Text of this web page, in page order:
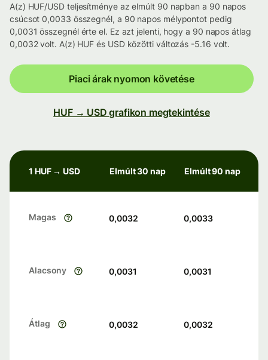
A(z) HUF/USD teljesítménye az elmúlt 90 napban a 90 napos
csúcsot 0,0033 összegnél, a 90 napos mélypontot pedig
0,0031 összegnél érte el. Ez azt jelenti, hogy a 90 napos átlag
0,0032 volt. A(z) HUF és USD közötti változás -5.16 volt.
Piaci árak nyomon követése
HUF → USD grafikon megtekintése
1 HUF → USD Elmúlt 30 nap Elmúlt 90 nap
Magas 0,0032 0,0033
Alacsony 0,0031 0,0031
Átlag 0,0032 0,0032